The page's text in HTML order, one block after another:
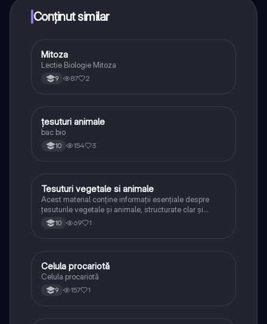
Conținut similar
Biologie
Mitoza
Lectie Biologie Mitoza
9 87 2
Biologie
țesuturi animale
bac bio
10 154 3
Biologie
Tesuturi vegetale si animale
Acest material conține informații esențiale despre
țesuturile vegetale și animale, structurate clar și
concis pentru o învățare ușoară. Sunt prezentate
tipurile principale de țesuturi, caracteristicile lor,
10 69 1
Biologie
Celula procariotă
Celula procariotă
9 157 1